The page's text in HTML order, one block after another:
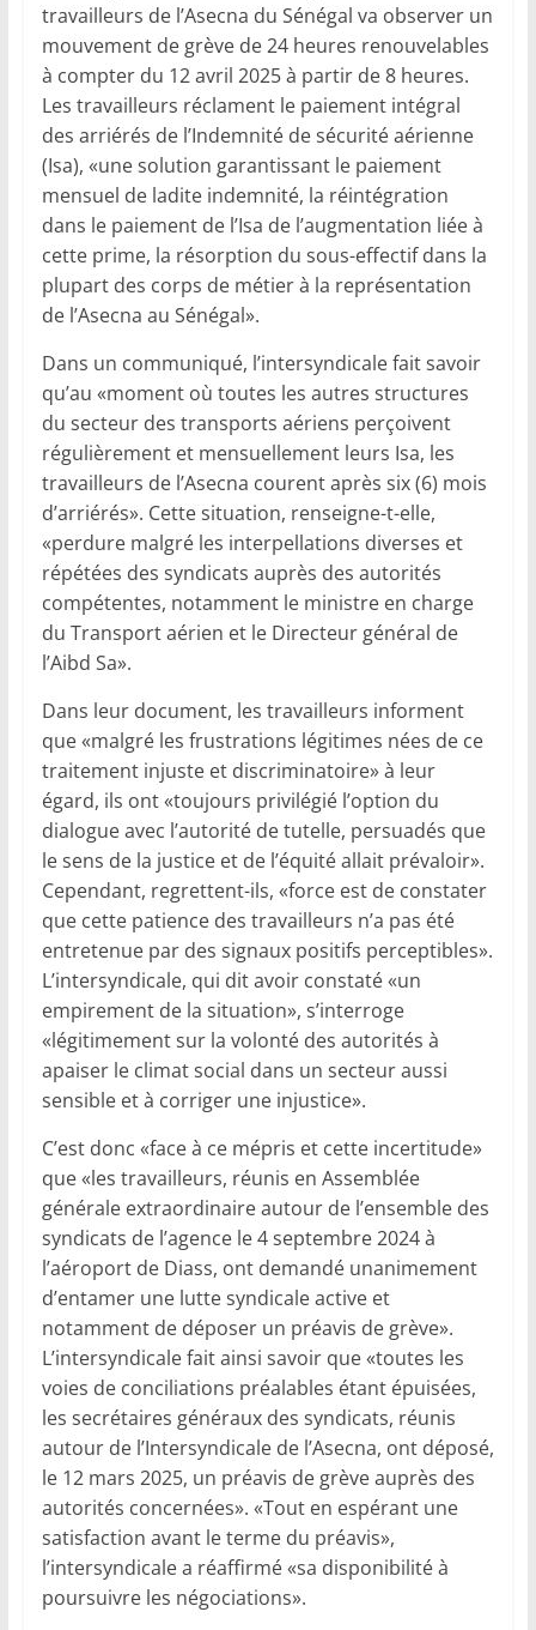
travailleurs de l’Asecna du Sénégal va observer un
mouvement de grève de 24 heures renouvelables
à compter du 12 avril 2025 à partir de 8 heures.
Les travailleurs réclament le paiement intégral
des arriérés de l’Indemnité de sécurité aérienne
(Isa), «une solution garantissant le paiement
mensuel de ladite indemnité, la réintégration
dans le paiement de l’Isa de l’augmentation liée à
cette prime, la résorption du sous-effectif dans la
plupart des corps de métier à la représentation
de l’Asecna au Sénégal».
Dans un communiqué, l’intersyndicale fait savoir
qu’au «moment où toutes les autres structures
du secteur des transports aériens perçoivent
régulièrement et mensuellement leurs Isa, les
travailleurs de l’Asecna courent après six (6) mois
d’arriérés». Cette situation, renseigne-t-elle,
«perdure malgré les interpellations diverses et
répétées des syndicats auprès des autorités
compétentes, notamment le ministre en charge
du Transport aérien et le Directeur général de
l’Aibd Sa».
Dans leur document, les travailleurs informent
que «malgré les frustrations légitimes nées de ce
traitement injuste et discriminatoire» à leur
égard, ils ont «toujours privilégié l’option du
dialogue avec l’autorité de tutelle, persuadés que
le sens de la justice et de l’équité allait prévaloir».
Cependant, regrettent-ils, «force est de constater
que cette patience des travailleurs n’a pas été
entretenue par des signaux positifs perceptibles».
L’intersyndicale, qui dit avoir constaté «un
empirement de la situation», s’interroge
«légitimement sur la volonté des autorités à
apaiser le climat social dans un secteur aussi
sensible et à corriger une injustice».
C’est donc «face à ce mépris et cette incertitude»
que «les travailleurs, réunis en Assemblée
générale extraordinaire autour de l’ensemble des
syndicats de l’agence le 4 septembre 2024 à
l’aéroport de Diass, ont demandé unanimement
d’entamer une lutte syndicale active et
notamment de déposer un préavis de grève».
L’intersyndicale fait ainsi savoir que «toutes les
voies de conciliations préalables étant épuisées,
les secrétaires généraux des syndicats, réunis
autour de l’Intersyndicale de l’Asecna, ont déposé,
le 12 mars 2025, un préavis de grève auprès des
autorités concernées». «Tout en espérant une
satisfaction avant le terme du préavis»,
l’intersyndicale a réaffirmé «sa disponibilité à
poursuivre les négociations».